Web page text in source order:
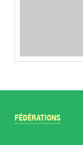
FÉDÉRATIONS